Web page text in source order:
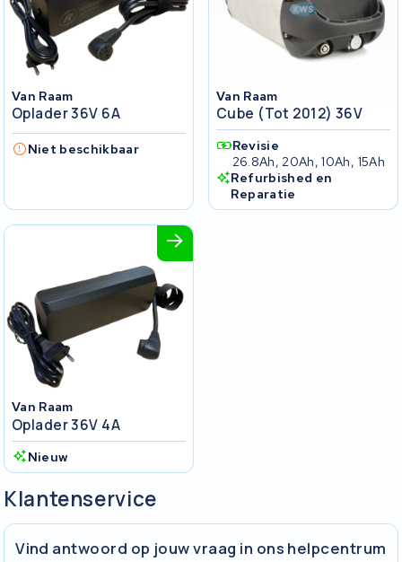
Van Raam
Oplader 36V 6A
Niet beschikbaar
Van Raam
Cube (tot 2012) 36V
Revisie
26.8Ah, 20Ah, 10Ah, 15Ah
Refurbished en
Reparatie
Van Raam
Oplader 36V 4A
Nieuw
Klantenservice
Vind antwoord op jouw vraag in ons helpcentrum